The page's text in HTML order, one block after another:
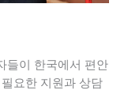
들이 한국에서 편안
요한 지원과 상담